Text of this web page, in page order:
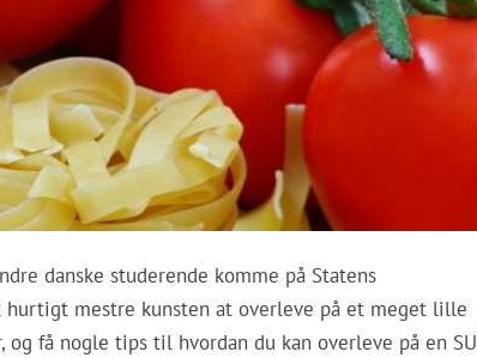
danske studerende komme på Statens
hurtigt mestre kunsten at overleve på et meget lille
få nogle tips til hvordan du kan overleve på en SU